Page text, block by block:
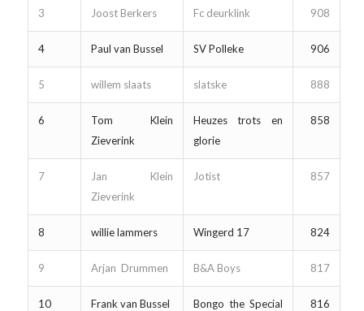
3 Joost Berkers Fc deurklink 908
4 Paul van Bussel SV Polleke 906
5 willem slaats slatske 888
6
Tom Klein
Zieverink
Heuzes trots en
glorie
858
7
Jan Klein
Zieverink
Jotist 857
8 willie lammers Wingerd 17 824
9 Arjan Drummen B&A Boys 817
10 Frank van Bussel
Bongo the Special
816